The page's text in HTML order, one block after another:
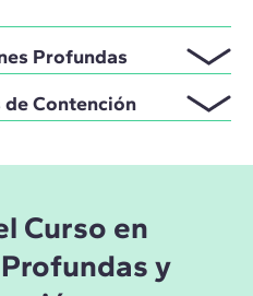
Profundas
de Contención
Curso en
y